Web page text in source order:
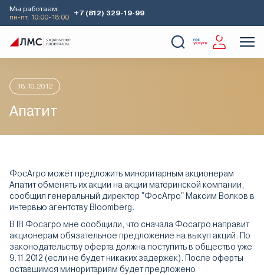
Мы работаем:
пн-пт, 10:00-18:00
+7 (812) 329-19-99
Главная Аналитика
18.10.2012
Апатит
ФосАгро может предложить миноритарным акционерам
Апатит обменять их акции на акции материнской компании,
сообщил генеральный директор "ФосАгро" Максим Волков в
интервью агентству Bloomberg.
В IR Фосагро мне сообщили, что сначала Фосагро направит
акционерам обязательное предложение на выкуп акций. По
законодательству оферта должна поступить в общество уже
9.11.2012 (если не будет никаких задержек). После оферты
оставшимся миноритариям будет предложено